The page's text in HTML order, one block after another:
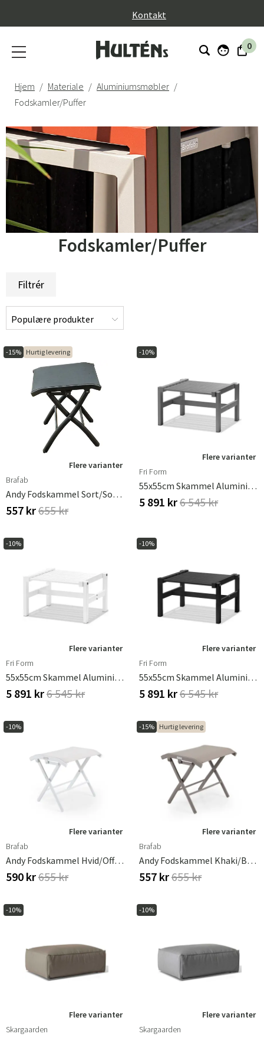
Kontakt
0
Hjem Materiale
Aluminiumsmøbler
Fodskamler/Puffer
Fodskamler/Puffer
Filtrér
-15% Hurtig levering
Flere varianter
Brafab
Andy Fodskammel Sort/Sort Brafab
557 kr655 kr
-10%
Flere varianter
Fri Form
55x55cm Skammel Aluminium Grå
5 891 kr6 545 kr
-10%
Flere varianter
Fri Form
55x55cm Skammel Aluminium Hvid
5 891 kr6 545 kr
-10%
Flere varianter
Fri Form
55x55cm Skammel Aluminium Sort
5 891 kr6 545 kr
-10%
Flere varianter
Brafab
Andy Fodskammel Hvid/Offwhite Brafab
590 kr655 kr
-15% Hurtig levering
Flere varianter
Brafab
Andy Fodskammel Khaki/Beige Brafab
557 kr655 kr
-10%
Flere varianter
Skargaarden
-10%
Flere varianter
Skargaarden